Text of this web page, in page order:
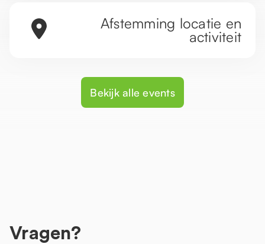
Afstemming locatie en
activiteit
Bekijk alle events
Vragen?